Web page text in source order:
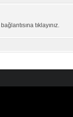
bağlantısına tıklayınız.